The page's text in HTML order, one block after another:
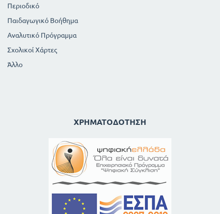
Περιοδικό
Παιδαγωγικό Βοήθημα
Αναλυτικό Πρόγραμμα
Σχολικοί Χάρτες
Άλλο
ΧΡΗΜΑΤΟΔΌΤΗΣΗ